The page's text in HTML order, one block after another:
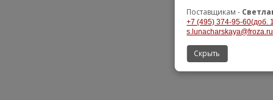
Поставщикам -
+7 (495) 374-95-60(доб.
s.lunacharskaya@froza.ru
Скрыть